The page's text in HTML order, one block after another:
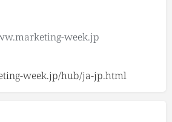
week.jp/hub/ja-jp.html